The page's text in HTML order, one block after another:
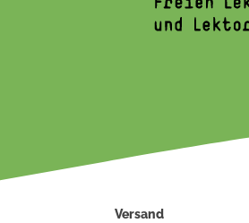
Versand